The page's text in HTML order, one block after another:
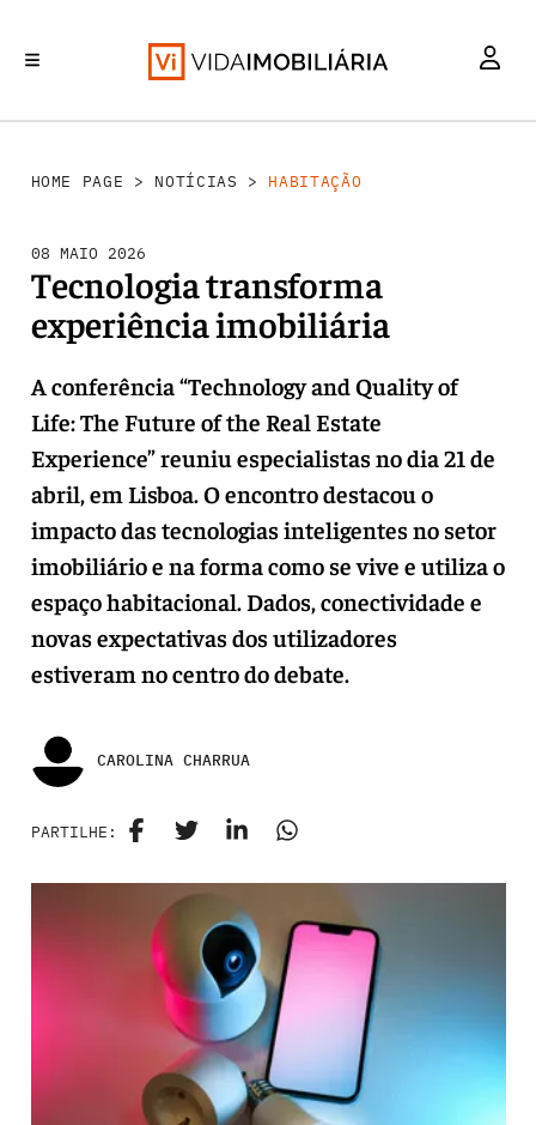
HOME PAGE > NOTÍCIAS > HABITAÇÃO
08 MAIO 2026
Tecnologia transforma
experiência imobiliária
A conferência “Technology and Quality of
Life: The Future of the Real Estate
Experience” reuniu especialistas no dia 21 de
abril, em Lisboa. O encontro destacou o
impacto das tecnologias inteligentes no setor
imobiliário e na forma como se vive e utiliza o
espaço habitacional. Dados, conectividade e
novas expectativas dos utilizadores
estiveram no centro do debate.
CAROLINA CHARRUA
PARTILHE: